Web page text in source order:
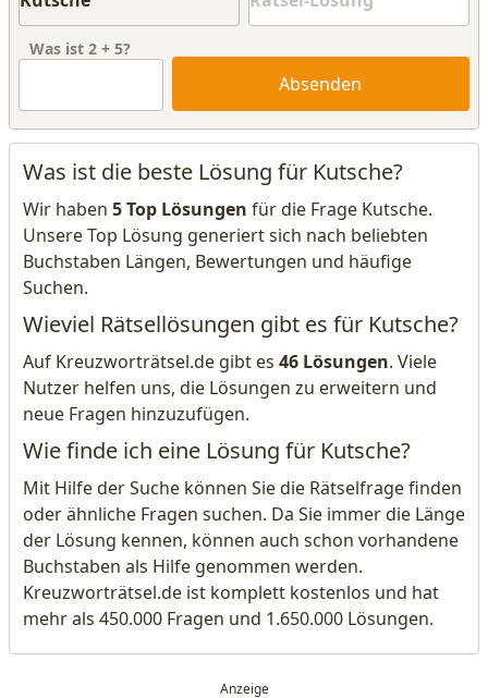
Was ist 2 + 5?
Absenden
Was ist die beste Lösung für Kutsche?
Wir haben 5 Top Lösungen für die Frage Kutsche.
Unsere Top Lösung generiert sich nach beliebten
Buchstaben Längen, Bewertungen und häufige
Suchen.
Wieviel Rätsellösungen gibt es für Kutsche?
Auf Kreuzworträtsel.de gibt es 46 Lösungen. Viele
Nutzer helfen uns, die Lösungen zu erweitern und
neue Fragen hinzuzufügen.
Wie finde ich eine Lösung für Kutsche?
Mit Hilfe der Suche können Sie die Rätselfrage finden
oder ähnliche Fragen suchen. Da Sie immer die Länge
der Lösung kennen, können auch schon vorhandene
Buchstaben als Hilfe genommen werden.
Kreuzworträtsel.de ist komplett kostenlos und hat
mehr als 450.000 Fragen und 1.650.000 Lösungen.